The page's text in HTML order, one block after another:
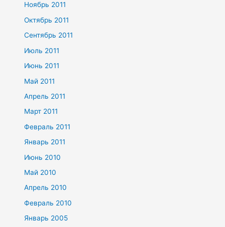
Ноябрь 2011
Октябрь 2011
Сентябрь 2011
Июль 2011
Июнь 2011
Май 2011
Апрель 2011
Март 2011
Февраль 2011
Январь 2011
Июнь 2010
Май 2010
Апрель 2010
Февраль 2010
Январь 2005